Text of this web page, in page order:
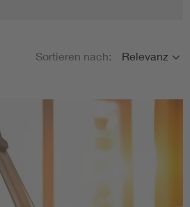
Sortieren nach: Relevanz